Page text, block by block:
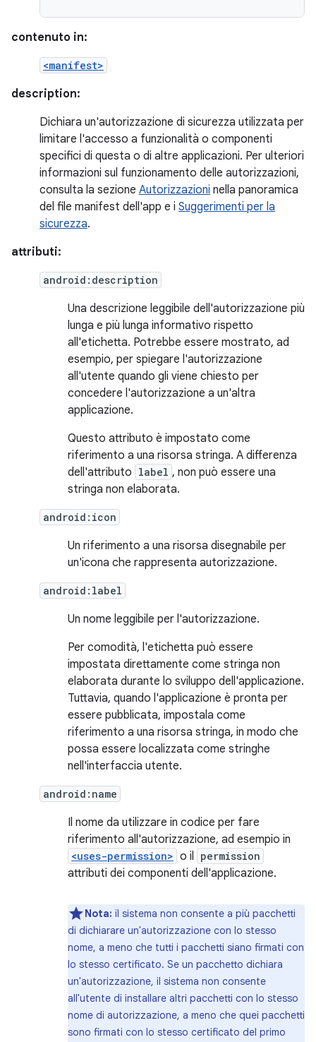
contenuto in:
<manifest>
description:
Dichiara un'autorizzazione di sicurezza utilizzata per
limitare l'accesso a funzionalità o componenti
specifici di questa o di altre applicazioni. Per ulteriori
informazioni sul funzionamento delle autorizzazioni,
consulta la sezione Autorizzazioni nella panoramica
del file manifest dell'app e i Suggerimenti per la
sicurezza.
attributi:
android:description
Una descrizione leggibile dell'autorizzazione più
lunga e più lunga informativo rispetto
all'etichetta. Potrebbe essere mostrato, ad
esempio, per spiegare l'autorizzazione
all'utente quando gli viene chiesto per
concedere l'autorizzazione a un'altra
applicazione.
Questo attributo è impostato come
riferimento a una risorsa stringa. A differenza
dell'attributo label , non può essere una
stringa non elaborata.
android:icon
Un riferimento a una risorsa disegnabile per
un'icona che rappresenta autorizzazione.
android:label
Un nome leggibile per l'autorizzazione.
Per comodità, l'etichetta può essere
impostata direttamente come stringa non
elaborata durante lo sviluppo dell'applicazione.
Tuttavia, quando l'applicazione è pronta per
essere pubblicata, impostala come
riferimento a una risorsa stringa, in modo che
possa essere localizzata come stringhe
nell'interfaccia utente.
android:name
Il nome da utilizzare in codice per fare
riferimento all'autorizzazione, ad esempio in
<uses-permission> o il permission
attributi dei componenti dell'applicazione.
Nota: il sistema non consente a più pacchetti
di dichiarare un'autorizzazione con lo stesso
nome, a meno che tutti i pacchetti siano firmati con
lo stesso certificato. Se un pacchetto dichiara
un'autorizzazione, il sistema non consente
all'utente di installare altri pacchetti con lo stesso
nome di autorizzazione, a meno che quei pacchetti
sono firmati con lo stesso certificato del primo